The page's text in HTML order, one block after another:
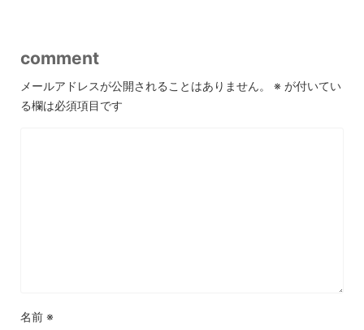
comment
メールアドレスが公開されることはありません。 ※ が付いてい
る欄は必須項目です
名前 ※